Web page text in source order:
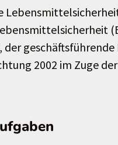
2002 im Zuge